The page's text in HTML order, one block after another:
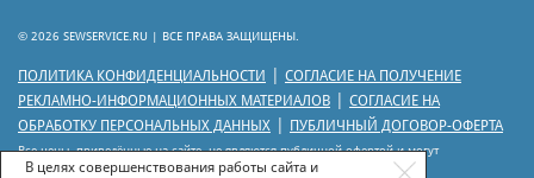
© 2026 SEWSERVICE.RU | ВСЕ ПРАВА ЗАЩИЩЕНЫ.
ПОЛИТИКА КОНФИДЕНЦИАЛЬНОСТИ
СОГЛАСИЕ НА ПОЛУЧЕНИЕ
РЕКЛАМНО-ИНФОРМАЦИОННЫХ МАТЕРИАЛОВ
СОГЛАСИЕ НА
ОБРАБОТКУ ПЕРСОНАЛЬНЫХ ДАННЫХ
ПУБЛИЧНЫЙ ДОГОВОР-ОФЕРТА
Все цены, приведённые на сайте, не являются публичной офертой и могут
отличаться от цен действующего прейскуранта.
В целях совершенствования работы сайта и